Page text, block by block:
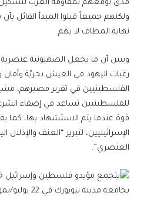
مدى توقعهم لمقاومة العرب
ولكنهم جميعاً قبلوا المبدأ القائل
نهاية المطاف لا يهم.
ويبين أن ما يجعل الصهيونية عنصرية
رغبات اليهود في العيش بحريّة وأمان
الفلسطينيين في تقرير مصيرهم،
للفلسطينيين تساعد في إضفاء
قوة عندما يتم الاستشهاد بها، كما
الإسرائيليين، لتبرير “العنف
العنصري”.